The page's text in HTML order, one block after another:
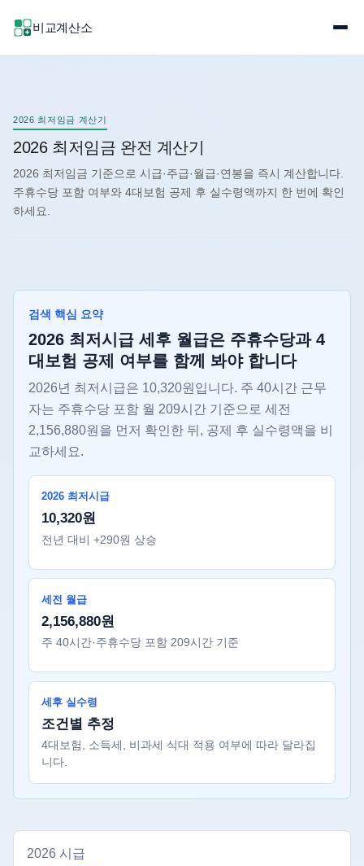
비교계산소
2026 최저임금 계산기
2026 최저임금 완전 계산기
2026 최저임금 기준으로 시급·주급·월급·연봉을 즉시 계산합니다.
주휴수당 포함 여부와 4대보험 공제 후 실수령액까지 한 번에 확인
하세요.
검색 핵심 요약
2026 최저시급 세후 월급은 주휴수당과 4
대보험 공제 여부를 함께 봐야 합니다
2026년 최저시급은 10,320원입니다. 주 40시간 근무
자는 주휴수당 포함 월 209시간 기준으로 세전
2,156,880원을 먼저 확인한 뒤, 공제 후 실수령액을 비
교하세요.
2026 최저시급
10,320원
전년 대비 +290원 상승
세전 월급
2,156,880원
주 40시간·주휴수당 포함 209시간 기준
세후 실수령
조건별 추정
4대보험, 소득세, 비과세 식대 적용 여부에 따라 달라집
니다.
2026 시급